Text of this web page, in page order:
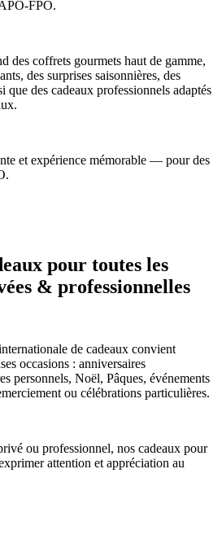
FPO.
des coffrets gourmets haut de gamme,
des surprises saisonnières, des
que des cadeaux professionnels adaptés
et expérience mémorable — pour des
pour toutes les
& professionnelles
de cadeaux convient
occasions : anniversaires
personnels, Noël, Pâques, événements
ou célébrations particulières.
ou professionnel, nos cadeaux pour
attention et appréciation au